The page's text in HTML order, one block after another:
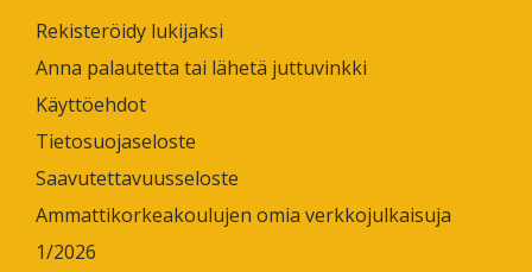
Rekisteröidy lukijaksi
Anna palautetta tai lähetä juttuvinkki
Käyttöehdot
Tietosuojaseloste
Saavutettavuusseloste
Ammattikorkeakoulujen omia verkkojulkaisuja
1/2026